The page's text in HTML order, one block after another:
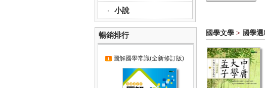
國學文學 > 國學選
小說
暢銷排行
圖解國學常識(全新修訂版)